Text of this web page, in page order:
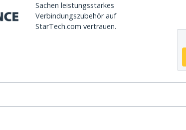
Sachen leistungsstarkes
Verbindungszubehör auf
StarTech.com vertrauen.